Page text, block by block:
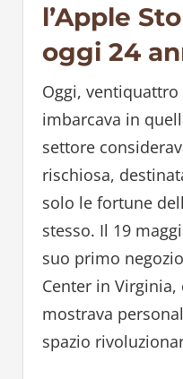
l’Apple
oggi 24
Oggi,
imbarcava in
settore
rischiosa,
solo le fortune
stesso. Il 19
suo primo
Center in Virginia,
mostrava
spazio